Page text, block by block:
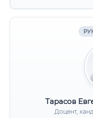
Тарасов
Доцент,